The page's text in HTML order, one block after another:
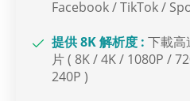
Facebook / TikTok /
提供 8K 解析度 : 下載高
片 ( 8K / 4K / 1080P /
240P )